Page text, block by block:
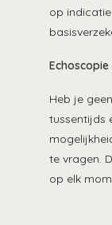
op
Heb je
tussentijds
te vragen.
op elk